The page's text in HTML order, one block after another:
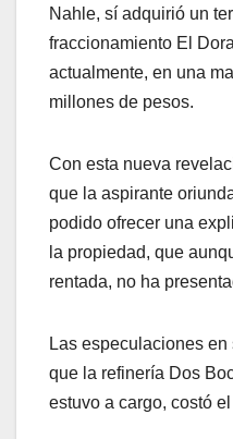
Nahle, sí adquirió un
fraccionamiento El
actualmente, en una
millones de pesos.
Con esta nueva
que la aspirante
podido ofrecer una
la propiedad, que
rentada, no ha
Las especulaciones
que la refinería Dos
estuvo a cargo, costó